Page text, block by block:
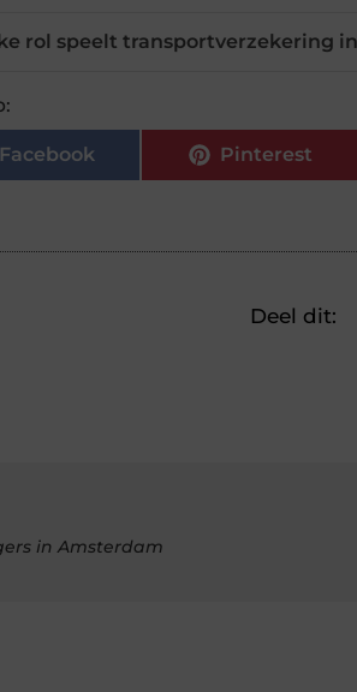
rol speelt transportverzekering
Facebook Pinterest
Deel dit:
in Amsterdam